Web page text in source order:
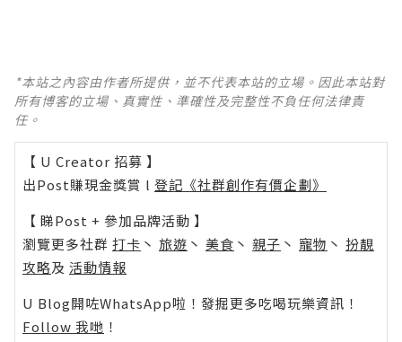
*本站之內容由作者所提供，並不代表本站的立場。因此本站對
所有博客的立場、真實性、準確性及完整性不負任何法律責
任。
【 U Creator 招募 】
出Post賺現金獎賞 l 登記《社群創作有價企劃》
【 睇Post + 參加品牌活動 】
瀏覽更多社群 打卡 丶 旅遊 丶 美食 丶 親子 丶 寵物 丶 扮靚
攻略及 活動情報
U Blog開咗WhatsApp啦！發掘更多吃喝玩樂資訊！
Follow 我哋 ！